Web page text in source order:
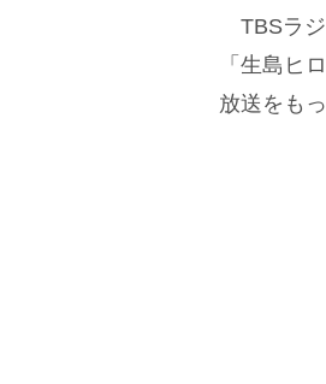
TBSラジ
「生島ヒ
放送をも